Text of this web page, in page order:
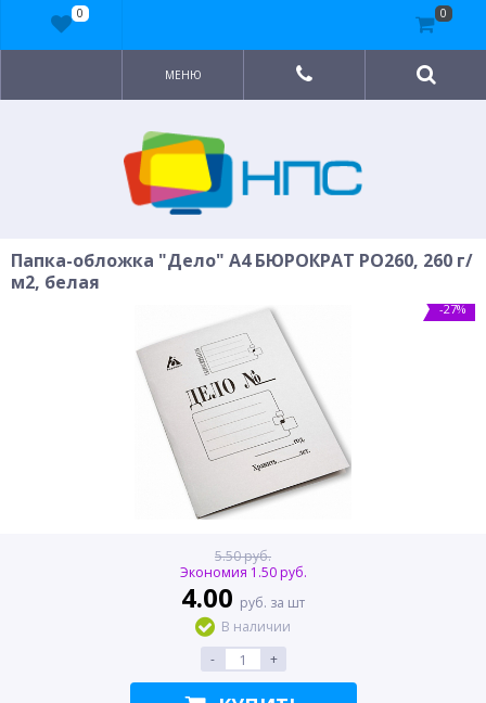
МЕНЮ
Папка-обложка "Дело" A4 БЮРОКРАТ PO260, 260 г/
м2, белая
-27%
5.50 руб.
Экономия 1.50 руб.
4.00 руб. за шт
В наличии
-
+
0 0